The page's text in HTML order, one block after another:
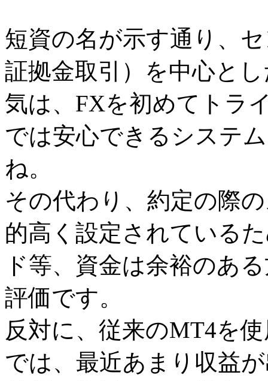
短資の名が示す通り、
証拠金取引）を中心と
気は、FXを初めてトラ
では安心できるシステ
ね。
その代わり、約定の際
的高く設定されている
ド等、資金は余裕のあ
評価です。
反対に、従来のMT4を
では、最近あまり収益